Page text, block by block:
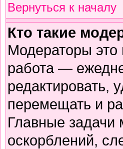
Вернуться к началу
Кто такие
Модераторы это
работа —
редактировать,
перемещать и
Главные задачи
оскорблений,